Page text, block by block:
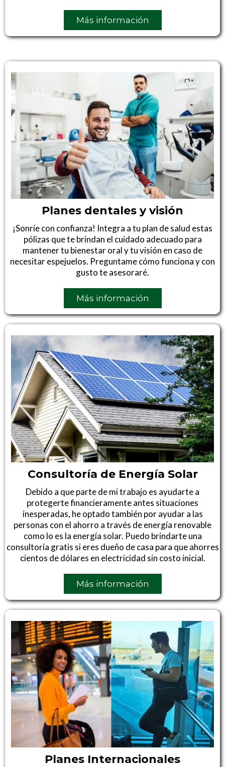
Más información
Planes dentales y visión
¡Sonríe con confianza! Integra a tu plan de salud estas
pólizas que te brindan el cuidado adecuado para
mantener tu bienestar oral y tu visión en caso de
necesitar espejuelos. Preguntame cómo funciona y con
gusto te asesoraré.
Más información
Consultoría de Energía Solar
Debido a que parte de mi trabajo es ayudarte a
protegerte financieramente antes situaciones
inesperadas, he optado también por ayudar a las
personas con el ahorro a través de energía renovable
como lo es la energía solar. Puedo brindarte una
consultoría gratis si eres dueño de casa para que ahorres
cientos de dólares en electricidad sin costo inicial.
Más información
Planes Internacionales